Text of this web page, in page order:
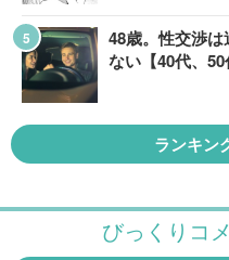
48歳。性交渉
ない【40代、
ランキン